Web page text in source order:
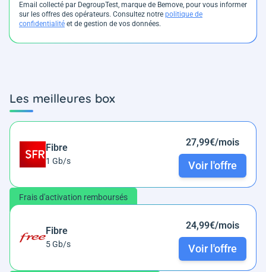
Email collecté par DegroupTest, marque de Bemove, pour vous informer
sur les offres des opérateurs. Consultez notre politique de
confidentialité et de gestion de vos données.
Les meilleures box
Fibre
1 Gb/s
27,99€/mois
Voir l'offre
Frais d'activation remboursés
Fibre
5 Gb/s
24,99€/mois
Voir l'offre